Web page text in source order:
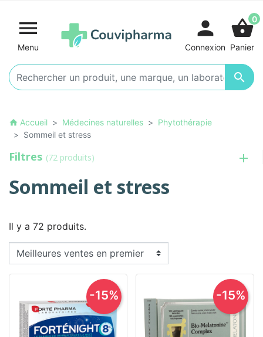

Menu

person
Connexion
shopping_basket0
Panier
home Accueil Médecines naturelles
Phytothérapie
Sommeil et stress
Filtres (72 produits)
Sommeil et stress
Il y a 72 produits.
-15% -15%